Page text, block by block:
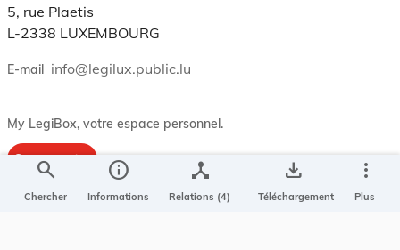
search
Chercher
info
Informations
device_hub
Relations (4)
save_alt
Téléchargement
more_vert
Plus
5, rue Plaetis
L-2338 LUXEMBOURG
E-mail info@legilux.public.lu
My LegiBox, votre espace personnel.
Se connecter
Enregistrer et organiser vos actes préférés, enregistrer vos